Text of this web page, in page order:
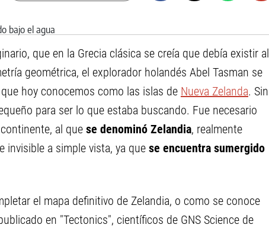
que en la Grecia clásica se creía que debía existir al
geométrica, el explorador holandés Abel Tasman se
hoy conocemos como las islas de Nueva Zelanda. Sin
para ser lo que estaba buscando. Fue necesario
al que se denominó Zelandia, realmente
invisible a simple vista, ya que se encuentra sumergido
el mapa definitivo de Zelandia, o como se conoce
en "Tectonics", científicos de GNS Science de